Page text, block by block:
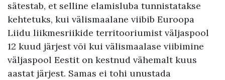
sätestab, et selline elamisluba tunnistatakse
kehtetuks, kui välismaalane viibib Euroopa
Liidu liikmesriikide territooriumist väljaspool
12 kuud järjest või kui välismaalase viibimine
väljaspool Eestit on kestnud vähemalt kuus
aastat järjest. Samas ei tohi unustada